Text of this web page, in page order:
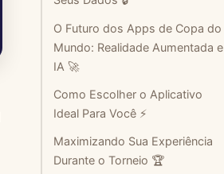
O Futuro dos Apps de Copa do
Mundo: Realidade Aumentada e
IA 🚀
Como Escolher o Aplicativo
Ideal Para Você ⚡
Maximizando Sua Experiência
Durante o Torneio 🏆